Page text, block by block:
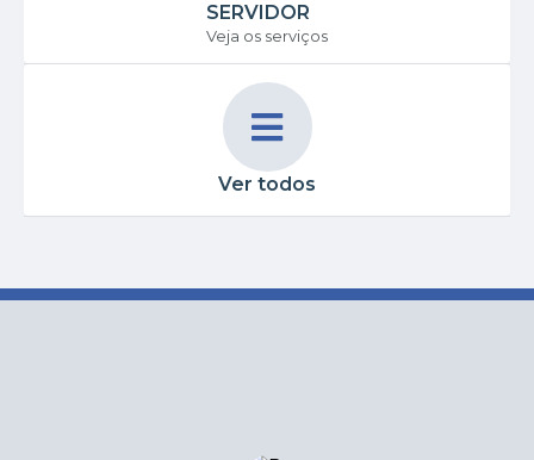
SERVIDOR
Veja os serviços
Ver todos